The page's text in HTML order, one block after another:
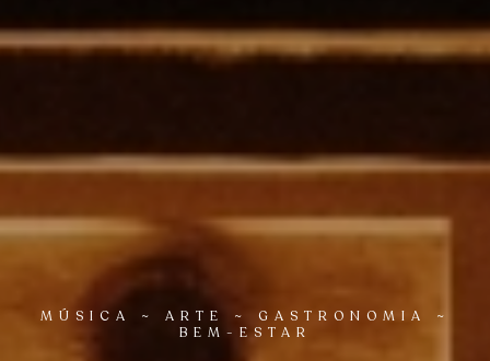
MÚSICA ~ ARTE ~ GASTRONOMIA ~
BEM-ESTAR